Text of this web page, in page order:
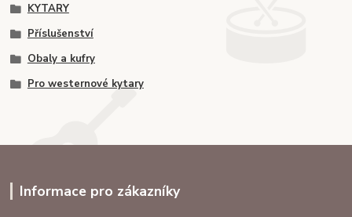
KYTARY
Příslušenství
Obaly a kufry
Pro westernové kytary
Informace pro zákazníky